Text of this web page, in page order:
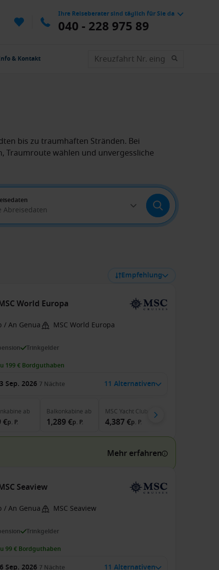
Ihre Reiseberater sind täglich für Sie da
040 - 228 975 89
& Kontakt
bis zu traumhaften Stränden. Bei
Traumroute wählen und unvergessliche
Abreisedaten
Empfehlung
World Europa
/ An Genua MSC World Europa
Trinkgelder
199 € Bordguthaben
Sep. 2026 7 Nächte 11 Alternativen
ab
€p. P.
Balkonkabine ab
1,289 €p. P.
MSC Yacht Club ab
4,387 €p. P.
Mehr erfahren
Seaview
/ An Genua MSC Seaview
Trinkgelder
99 € Bordguthaben
Sep. 2026 7 Nächte 11 Alternativen